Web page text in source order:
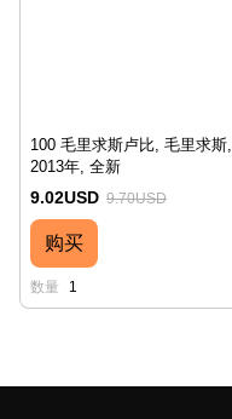
100 毛里求斯卢比, 毛里求斯,
2013年, 全新
9.02USD 9.70USD
购买
数量 1